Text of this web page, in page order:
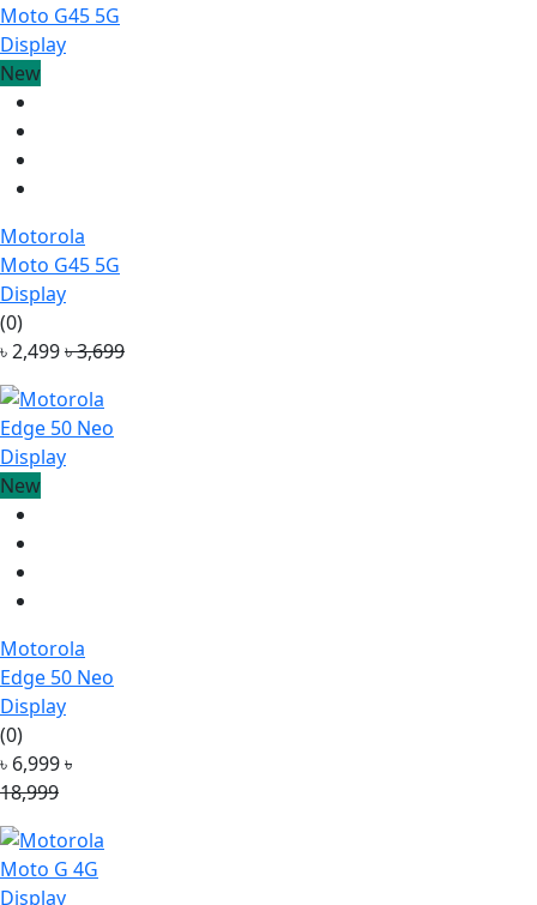
New
Motorola
Moto G45 5G
Display
(0)
৳ 2,499৳ 3,699
New
Motorola
Edge 50 Neo
Display
(0)
৳ 6,999৳
18,999